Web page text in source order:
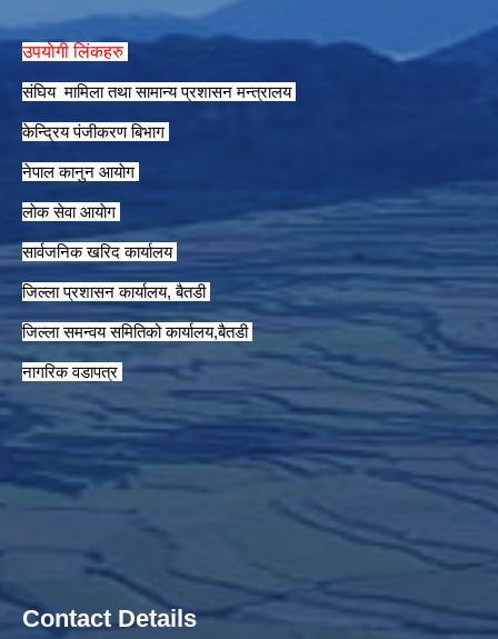
उपयाेगी लिंकहरु
संघिय मामिला तथा सामान्य प्रशासन मन्त्रालय
केन्द्रिय पंजीकरण बिभाग
नेपाल कानुन आयाेग
लाेक सेवा आयाेग
सार्वजनिक खरिद कार्यालय
जिल्ला प्रशासन कार्यालय, बैतडी
जिल्ला समन्वय समितिको कार्यालय,बैतडी
नागरिक वडापत्र
Contact Details